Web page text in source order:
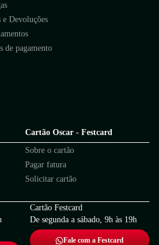
e Devoluções
de pagamento
Cartão Oscar - Festcard
Sobre o cartão
Pagar fatura
Solicitar cartão
Cartão Festcard
De segunda a sábado, 9h às 19h
Fale com a Festcard